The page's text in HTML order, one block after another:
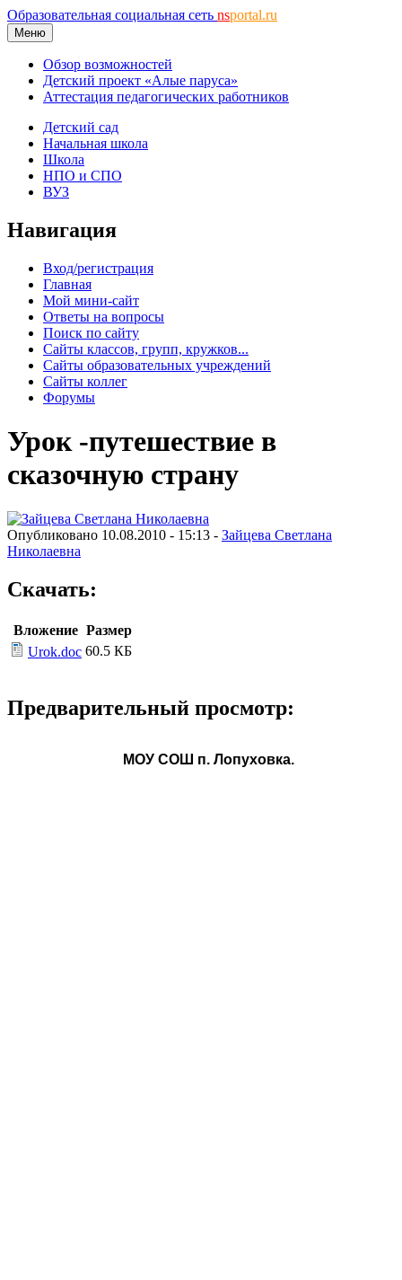
Образовательная социальная сеть nsportal.ru
Меню
Обзор возможностей
Детский проект «Алые паруса»
Аттестация педагогических работников
Детский сад
Начальная школа
Школа
НПО и СПО
ВУЗ
Навигация
Вход/регистрация
Главная
Мой мини-сайт
Ответы на вопросы
Поиск по сайту
Сайты классов, групп, кружков...
Сайты образовательных учреждений
Сайты коллег
Форумы
Урок -путешествие в
сказочную страну
Опубликовано 10.08.2010 - 15:13 - Зайцева Светлана
Николаевна
Скачать:
Вложение Размер
Urok.doc 60.5 КБ
Предварительный просмотр:
МОУ СОШ п. Лопуховка.